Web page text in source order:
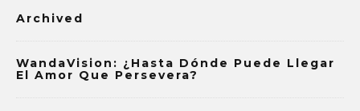
Archived
WandaVision: ¿Hasta Dónde Puede Llegar
El Amor Que Persevera?